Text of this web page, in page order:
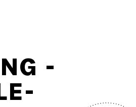
-